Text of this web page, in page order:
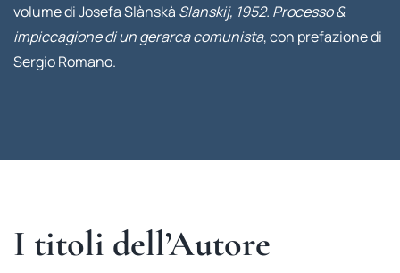
volume di Josefa Slànskà Slanskij, 1952. Processo &
impiccagione di un gerarca comunista, con prefazione di
Sergio Romano.
I titoli dell’Autore